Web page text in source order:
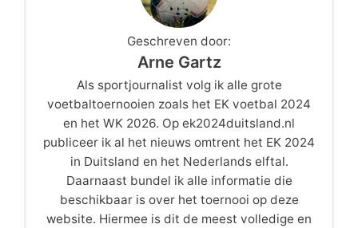
Geschreven door:
Arne Gartz
Als sportjournalist volg ik alle grote
voetbaltoernooien zoals het EK voetbal 2024
en het WK 2026. Op ek2024duitsland.nl
publiceer ik al het nieuws omtrent het EK 2024
in Duitsland en het Nederlands elftal.
Daarnaast bundel ik alle informatie die
beschikbaar is over het toernooi op deze
website. Hiermee is dit de meest volledige en